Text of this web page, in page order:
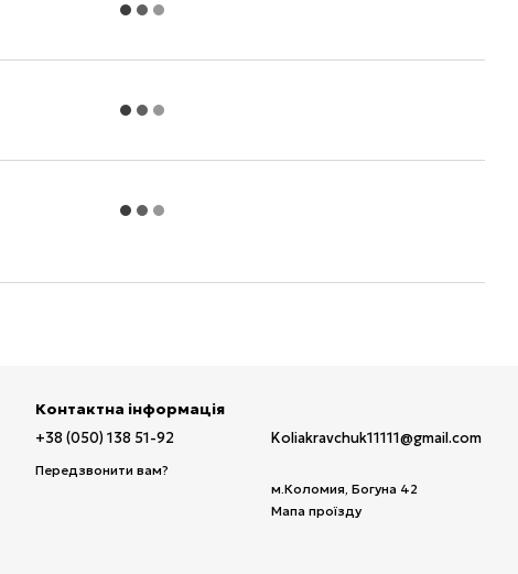
Контактна інформація
+38 (050) 138 51-92
Передзвонити вам?
Koliakravchuk11111@gmail.com
м.Коломия, Богуна 42
Мапа проїзду